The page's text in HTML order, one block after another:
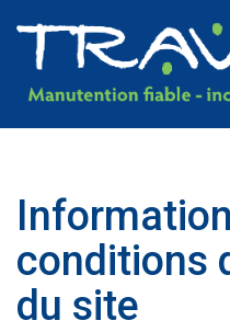
conditions
du site